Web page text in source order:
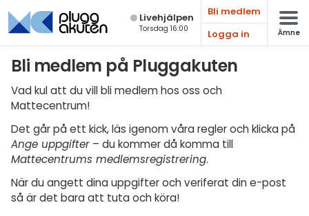
Live­hjälpen
Torsdag 16:00
Bli medlem
Logga in
Ämne
Bli medlem på Pluggakuten
Vad kul att du vill bli medlem hos oss och
Mattecentrum!
Det går på ett kick, läs igenom våra regler och klicka på
Ange uppgifter – du kommer då komma till
Mattecentrums medlemsregistrering.
När du angett dina uppgifter och veriferat din e-post
så är det bara att tuta och köra!
Matematik
Fysik
Biologi
Teknik & Bygg
Programmering